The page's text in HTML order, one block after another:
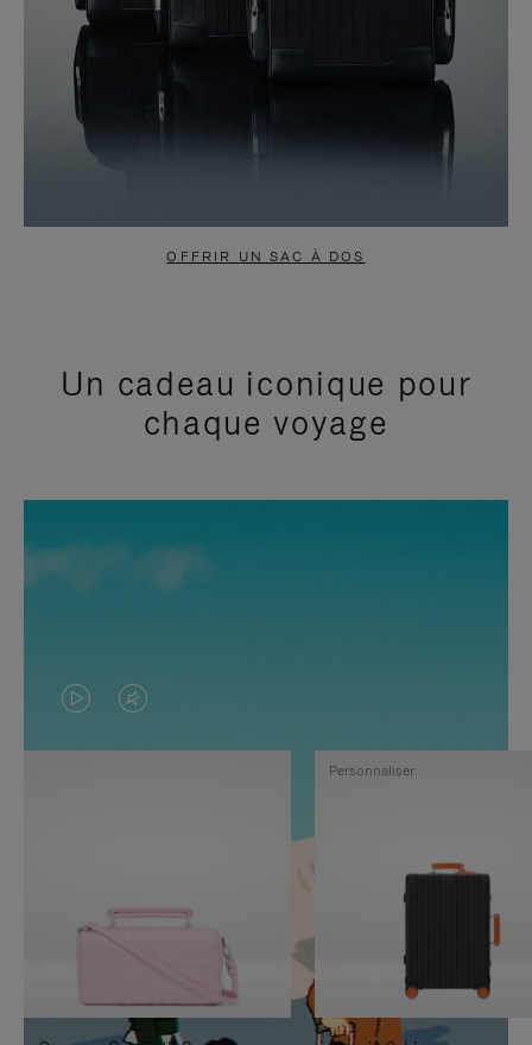
OFFRIR UN SAC À DOS
Un cadeau iconique pour
chaque voyage
LA
VIDÉO
PAUSE,
APPUYEZ
SUR
LE
SON
DÉSACTIVÉ.
VEUILLEZ
Personnaliser